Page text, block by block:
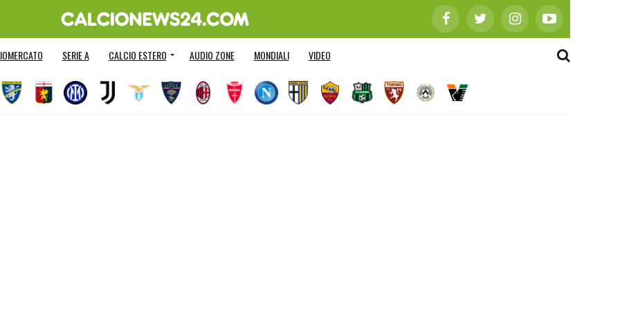
SERIE A CALCIO ESTERO AUDIO ZONE MONDIALI VIDEO